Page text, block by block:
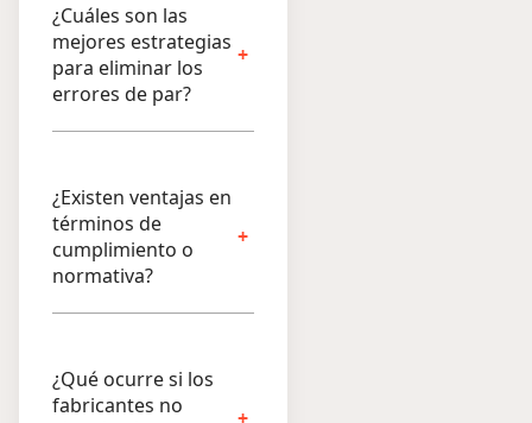
¿Cuáles son las
mejores estrategias
para eliminar los
errores de par?
¿Existen ventajas en
términos de
cumplimiento o
normativa?
¿Qué ocurre si los
fabricantes no